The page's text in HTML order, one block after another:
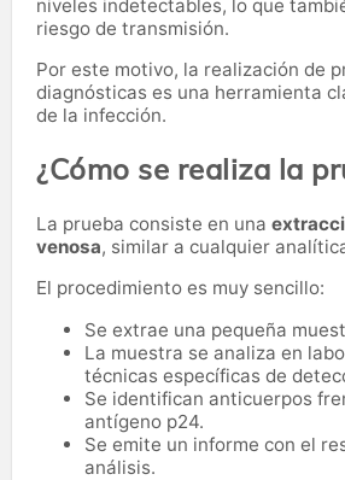
niveles indetectables, lo que
riesgo de transmisión.
Por este motivo, la realización de
diagnósticas es una herramienta
de la infección.
¿Cómo se realiza la
La prueba consiste en una
venosa, similar a cualquier
El procedimiento es muy sencillo:
Se extrae una pequeña
La muestra se analiza en
técnicas específicas de
Se identifican anticuerpos
antígeno p24.
Se emite un informe con el
análisis.